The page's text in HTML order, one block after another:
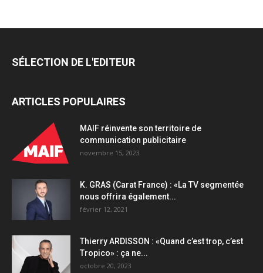
nouvelles
Publicis
SÉLECTION DE L'EDITEUR
ARTICLES POPULAIRES
MAIF réinvente son territoire de
communication publicitaire
novembre 15, 2023
K. GRAS (Carat France) : «La TV segmentée
nous offrira également...
février 12, 2021
Thierry ARDISSON : «Quand c’est trop, c’est
Tropico» : ça ne...
octobre 20, 2023